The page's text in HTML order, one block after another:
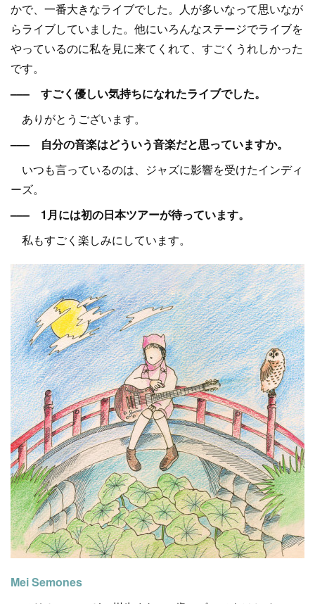
かで、一番大きなライブでした。人が多いなって思いなが
らライブしていました。他にいろんなステージでライブを
やっているのに私を見に来てくれて、すごくうれしかった
です。
––– すごく優しい気持ちになれたライブでした。
ありがとうございます。
––– 自分の音楽はどういう音楽だと思っていますか。
いつも言っているのは、ジャズに影響を受けたインディ
ーズ。
––– 1月には初の日本ツアーが待っています。
私もすごく楽しみにしています。
Mei Semones